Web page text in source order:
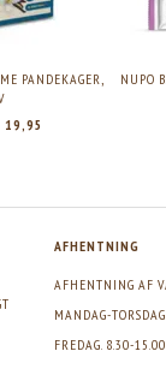
PANDEKAGER,
19,95
NUPO
AFHENTNING
AFHENTNING AF
MANDAG-
FREDAG. 8.30-15.00